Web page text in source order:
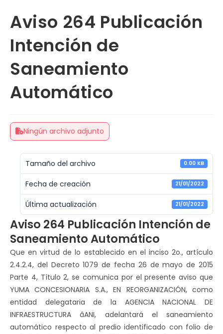
Aviso 264 Publicación
Intención de
Saneamiento
Automático
Ningún archivo adjunto
Tamaño del archivo 0.00 KB
Fecha de creación 21/01/2022
Última actualización 21/01/2022
Aviso 264 Publicación Intención de
Saneamiento Automático
Que en virtud de lo establecido en el inciso 2o., artículo
2.4.2.4, del Decreto 1079 de fecha 26 de mayo de 2015
Parte 4, Título 2, se comunica por el presente aviso que
YUMA CONCESIONARIA S.A., EN REORGANIZACIÓN, como
entidad delegataria de la AGENCIA NACIONAL DE
INFRAESTRUCTURA âANI, adelantará el saneamiento
automático respecto al predio identificado con folio de